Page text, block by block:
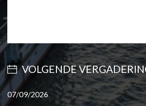
VOLGENDE
07/09/2026